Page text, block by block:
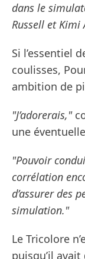
dans le
Russell et
Si l’essentiel
coulisses,
ambition de
"J’adorerais,"
une
"Pouvoir
corrélation
d’assurer des
simulation."
Le Tricolore
puisqu’il